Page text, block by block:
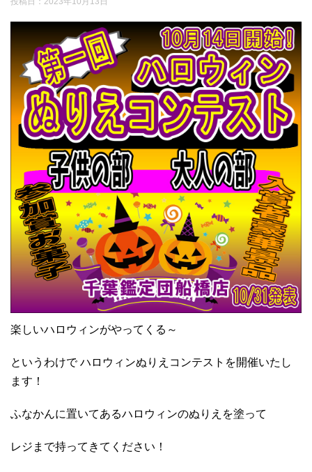
楽しいハロウィンがやってくる～
というわけで ハロウィンぬりえコンテストを開催いたし
ます！
ふなかんに置いてあるハロウィンのぬりえを塗って
レジまで持ってきてください！